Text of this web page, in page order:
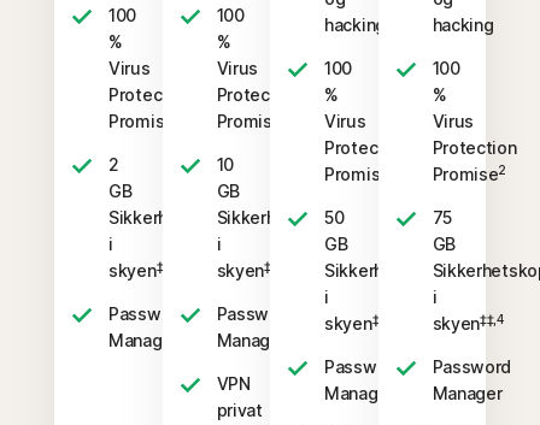
100
%
Virus
Protection
Promise
2
GB
Sikkerhetskopiering
i
skyen‡‡,4
Password
Manager
100
%
Virus
Protection
Promise
10
GB
Sikkerhetskopiering
i
skyen‡‡,4
Password
Manager
VPN
privat
hacking
100
%
Virus
Protection
Promise
50
GB
Sikkerhetskopiering
i
skyen‡‡,4
Password
Manager
hacking
100
%
Virus
Protection
Promise2
75
GB
i
skyen‡‡,4
Password
Manager